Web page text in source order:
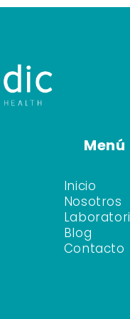
Menú
Inicio
Nosotros
Blog
Contacto